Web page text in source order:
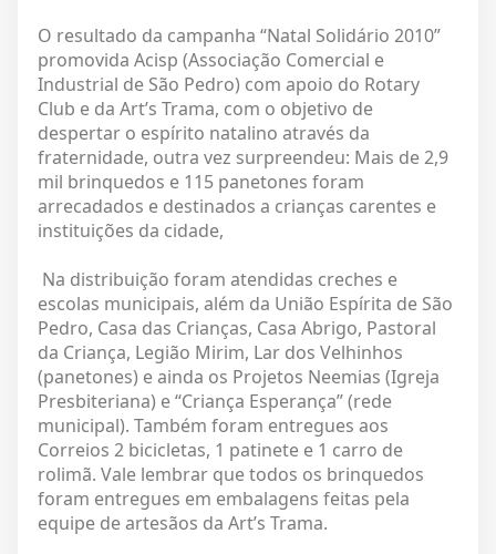
O resultado da campanha “Natal Solidário 2010”
promovida Acisp (Associação Comercial e
Industrial de São Pedro) com apoio do Rotary
Club e da Art’s Trama, com o objetivo de
despertar o espírito natalino através da
fraternidade, outra vez surpreendeu: Mais de 2,9
mil brinquedos e 115 panetones foram
arrecadados e destinados a crianças carentes e
instituições da cidade,
Na distribuição foram atendidas creches e
escolas municipais, além da União Espírita de São
Pedro, Casa das Crianças, Casa Abrigo, Pastoral
da Criança, Legião Mirim, Lar dos Velhinhos
(panetones) e ainda os Projetos Neemias (Igreja
Presbiteriana) e “Criança Esperança” (rede
municipal). Também foram entregues aos
Correios 2 bicicletas, 1 patinete e 1 carro de
rolimã. Vale lembrar que todos os brinquedos
foram entregues em embalagens feitas pela
equipe de artesãos da Art’s Trama.